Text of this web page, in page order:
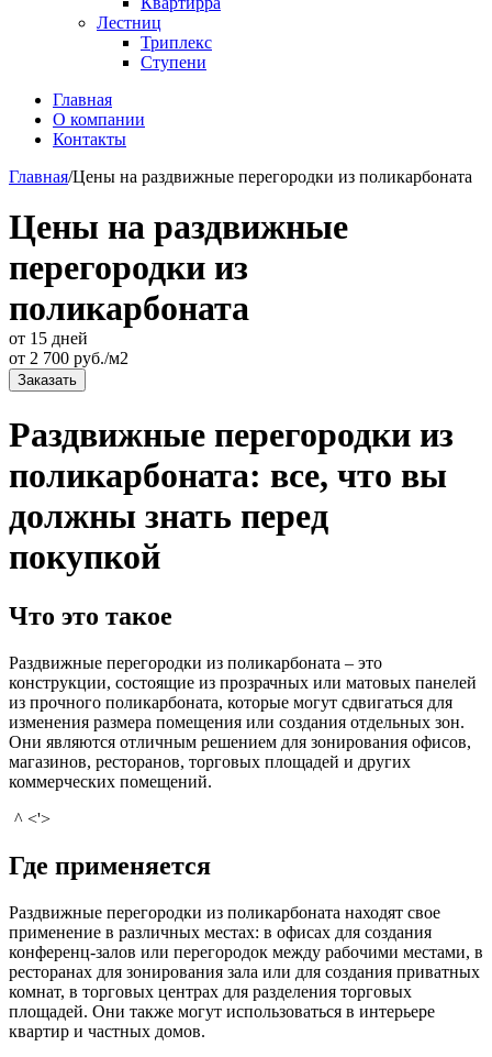
Лестниц
Триплекс
Ступени
Главная
О компании
Контакты
Главная/Цены на раздвижные перегородки из поликарбоната
Цены на раздвижные
перегородки из
поликарбоната
от 15 дней
от 2 700 руб./м2
Заказать
Раздвижные перегородки из
поликарбоната: все, что вы
должны знать перед
покупкой
Что это такое
Раздвижные перегородки из поликарбоната – это
конструкции, состоящие из прозрачных или матовых панелей
из прочного поликарбоната, которые могут сдвигаться для
изменения размера помещения или создания отдельных зон.
Они являются отличным решением для зонирования офисов,
магазинов, ресторанов, торговых площадей и других
коммерческих помещений.
^ <'>
Где применяется
Раздвижные перегородки из поликарбоната находят свое
применение в различных местах: в офисах для создания
конференц-залов или перегородок между рабочими местами, в
ресторанах для зонирования зала или для создания приватных
комнат, в торговых центрах для разделения торговых
площадей. Они также могут использоваться в интерьере
квартир и частных домов.